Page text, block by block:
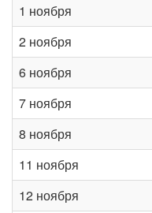
1 ноября
2 ноября
6 ноября
7 ноября
8 ноября
11 ноября
12 ноября